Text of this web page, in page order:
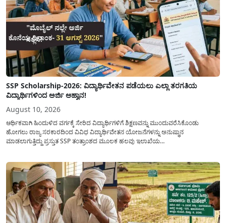
SSP Scholarship-2026: ವಿದ್ಯಾರ್ಥಿವೇತನ ಪಡೆಯಲು ಎಲ್ಲಾ ತರಗತಿಯ
ವಿದ್ಯಾರ್ಥಿಗಳಿಂದ ಅರ್ಜಿ ಆಹ್ವಾನ!
August 10, 2026
ಆರ್ಥಿಕವಾಗಿ ಹಿಂದುಳಿದ ವರ್ಗಕ್ಕೆ ಸೇರಿದ ವಿದ್ಯಾರ್ಥಿಗಳಿಗೆ ಶಿಕ್ಷಣವನ್ನು ಮುಂದುವರೆಸಿಕೊಂಡು
ಹೋಗಲು ರಾಜ್ಯ ಸರಕಾರದಿಂದ ವಿವಿಧ ವಿದ್ಯಾರ್ಥಿವೇತನ ಯೋಜನೆಗಳನ್ನು ಅನುಷ್ಥಾನ
ಮಾಡಲಾಗುತ್ತಿದ್ದು ಪ್ರಸ್ತುತ SSP ತಂತ್ರಾಂಶದ ಮೂಲಕ ಹಲವು ಇಲಾಖೆಯ
ವಿದ್ಯಾರ್ಥಿವೇತನವನ್ನು(Scholarship Application) ಪಡೆಯಲು ವಿದ್ಯಾರ್ಥಿಗಳಿಗೆ ಅರ್ಜಿ ಸಲ್ಲಿಸಲು
ಸರಳ...